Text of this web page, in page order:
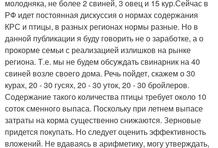
молодняка, не более 2 свиней, 3 овец и 15 кур.Сейчас в
РФ идет постоянная дискуссия о нормах содержания
КРС и птицы, в разных регионах нормы разные. Но в
данной публикации я буду говорить не о заработке, а о
прокорме семьи с реализацией излишков на рынке
региона. Т.е. мы не будем обсуждать свинарник на 40
свиней возле своего дома. Речь пойдет, скажем о 30
курах, 20 - 30 гусях, 20 - 30 уток, 20 - 30 бройлеров.
Содержание такого количества птицы требует около 10
соток сменного выпаса. Поскольку при летнем выпасе
затраты на корма существенно снижаются. Зерновые
придется покупать. Но следует оценить эффективность
вложений. Не вдаваясь в арифметику, могу утверждать,